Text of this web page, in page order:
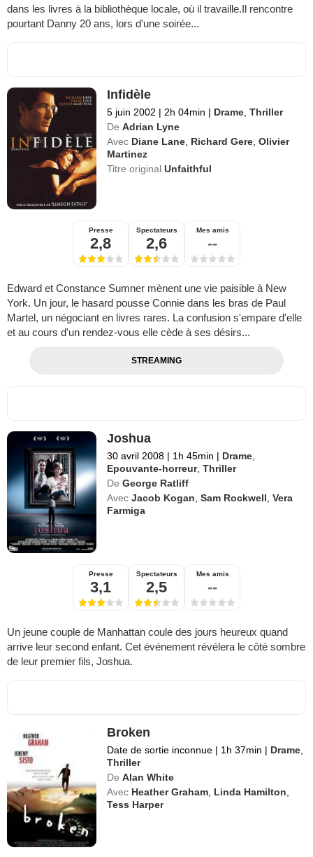
dans les livres à la bibliothèque locale, où il travaille.Il rencontre
pourtant Danny 20 ans, lors d'une soirée...
Infidèle
5 juin 2002 | 2h 04min | Drame,Thriller
De Adrian Lyne
Avec Diane Lane, Richard Gere,Olivier
Martinez
Titre originalUnfaithful
Presse
2,8
Spectateurs
2,6
Mes amis
--
Edward et Constance Sumner mènent une vie paisible à New
York. Un jour, le hasard pousse Connie dans les bras de Paul
Martel, un négociant en livres rares. La confusion s'empare d'elle
et au cours d'un rendez-vous elle cède à ses désirs...
STREAMING
Joshua
30 avril 2008 | 1h 45min | Drame,
Epouvante-horreur,Thriller
De George Ratliff
Avec Jacob Kogan,Sam Rockwell,Vera
Farmiga
Presse
3,1
Spectateurs
2,5
Mes amis
--
Un jeune couple de Manhattan coule des jours heureux quand
arrive leur second enfant. Cet événement révélera le côté sombre
de leur premier fils, Joshua.
Broken
Date de sortie inconnue | 1h 37min | Drame,
Thriller
De Alan White
Avec Heather Graham, Linda Hamilton,
Tess Harper